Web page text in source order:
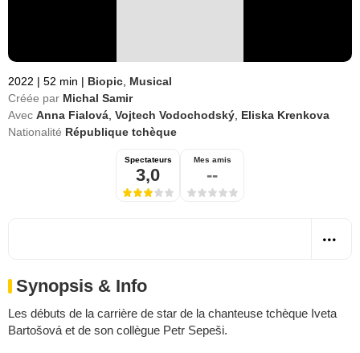
2022 | 52 min | Biopic Musical
Créée par Michal Samir
Avec Anna Fialová Vojtech Vodochodský Eliska Krenkova
Nationalité République tchèque
Spectateurs
3,0
Mes amis
--
Synopsis & Info
Les débuts de la carrière de star de la chanteuse tchèque Iveta
Bartošová et de son collègue Petr Sepeši.